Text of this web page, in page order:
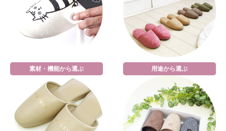
素材・機能から選ぶ 用途から選ぶ